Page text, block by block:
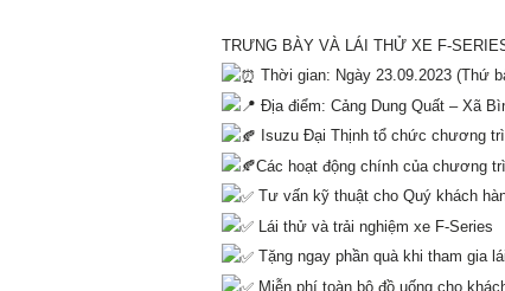
TRƯNG BÀY VÀ LÁI THỬ XE F-
Thời gian: Ngày 23.09.2023 (Thứ
Địa điểm: Cảng Dung Quất – Xã
Isuzu Đại Thịnh tổ chức chương
Các hoạt động chính của chương
Tư vấn kỹ thuật cho Quý khách
Lái thử và trải nghiệm xe F-Series
Tặng ngay phần quà khi tham gia
Miễn phí toàn bộ đồ uống cho